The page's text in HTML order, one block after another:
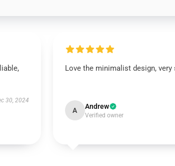
30, 2024
Love the minimalist design, very
A Andrew
Verified owner